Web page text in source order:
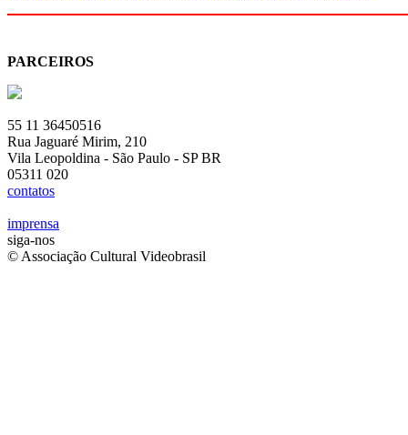
PARCEIROS
55 11 36450516
Rua Jaguaré Mirim, 210
Vila Leopoldina - São Paulo - SP BR
05311 020
contatos
imprensa
siga-nos
© Associação Cultural Videobrasil